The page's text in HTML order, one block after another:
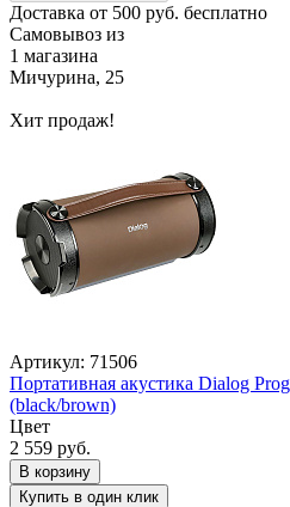
Доставка от 500 руб. бесплатно
Самовывоз из
1 магазина
Мичурина, 25
Хит продаж!
Артикул: 71506
Портативная акустика Dialog
(black/brown)
Цвет
2 559 руб.
В корзину
Купить в один клик